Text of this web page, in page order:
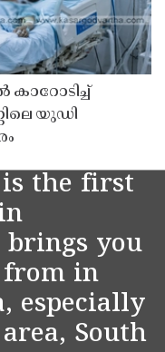
കാറോടിച്ച്
യുഡി
is the first
you
from in
especially
South